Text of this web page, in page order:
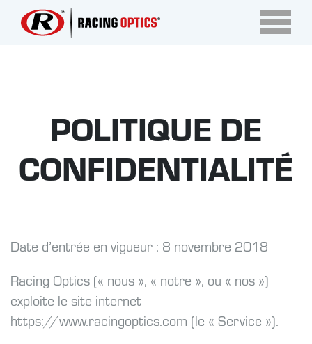
POLITIQUE DE
CONFIDENTIALITÉ
Date d’entrée en vigueur : 8 novembre 2018
Racing Optics (« nous », « notre », ou « nos »)
exploite le site internet
https://www.racingoptics.com (le « Service »).